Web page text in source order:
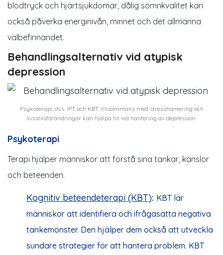
blodtryck och hjärtsjukdomar, dålig sömnkvalitet kan
också påverka energinivån, minnet och det allmänna
välbefinnandet.
Behandlingsalternativ vid atypisk
depression
Psykoterapi, dvs. IPT och KBT, tillsammans med stresshantering och
livsstilsförändringar kan hjälpa till vid hantering av depression.
Psykoterapi
Terapi hjälper människor att förstå sina tankar, känslor
och beteenden.
Kognitiv beteendeterapi (KBT): KBT lär
människor att identifiera och ifrågasätta negativa
tankemönster. Den hjälper dem också att utveckla
sundare strategier för att hantera problem. KBT